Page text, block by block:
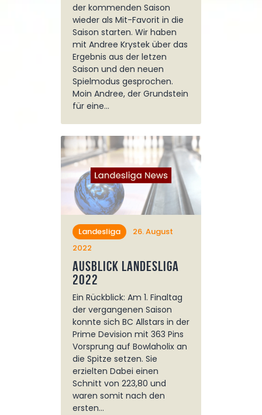
der kommenden Saison
wieder als Mit-Favorit in die
Saison starten. Wir haben
mit Andree Krystek über das
Ergebnis aus der letzen
Saison und den neuen
Spielmodus gesprochen.
Moin Andree, der Grundstein
für eine…
Landesliga
26. August
2022
Ausblick Landesliga
2022
Ein Rückblick: Am 1. Finaltag
der vergangenen Saison
konnte sich BC Allstars in der
Prime Devision mit 363 Pins
Vorsprung auf Bowlaholix an
die Spitze setzen. Sie
erzielten Dabei einen
Schnitt von 223,80 und
waren somit nach den
ersten…